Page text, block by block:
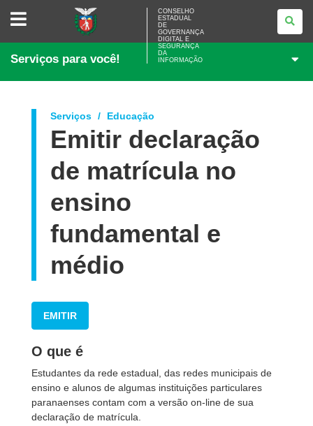
CONSELHO
ESTADUAL
GOVERNANÇA
E
DA
CONSELHO
ESTADUAL
DE
GOVERNANÇA
DIGITAL E
SEGURANÇA
DA
INFORMAÇÃO
Serviços para você!
Serviços Educação
Emitir declaração
de matrícula no
ensino
fundamental e
médio
EMITIR
O que é
Estudantes da rede estadual, das redes municipais de
ensino e alunos de algumas instituições particulares
paranaenses contam com a versão on-line de sua
declaração de matrícula.